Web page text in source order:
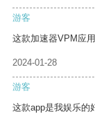
游客
这款加速器VPM应
2024-01-28
游客
这款app是我娱乐的